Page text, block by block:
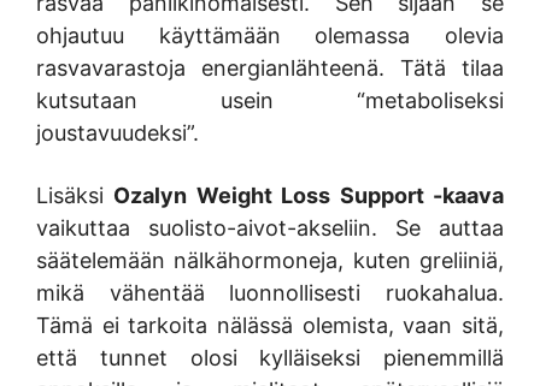
ohjautuu käyttämään olemassa olevia
rasvavarastoja energianlähteenä. Tätä tilaa
kutsutaan usein “metaboliseksi
joustavuudeksi”.
Lisäksi Ozalyn Weight Loss Support -kaava
vaikuttaa suolisto-aivot-akseliin. Se auttaa
säätelemään nälkähormoneja, kuten greliiniä,
mikä vähentää luonnollisesti ruokahalua.
Tämä ei tarkoita nälässä olemista, vaan sitä,
että tunnet olosi kylläiseksi pienemmillä